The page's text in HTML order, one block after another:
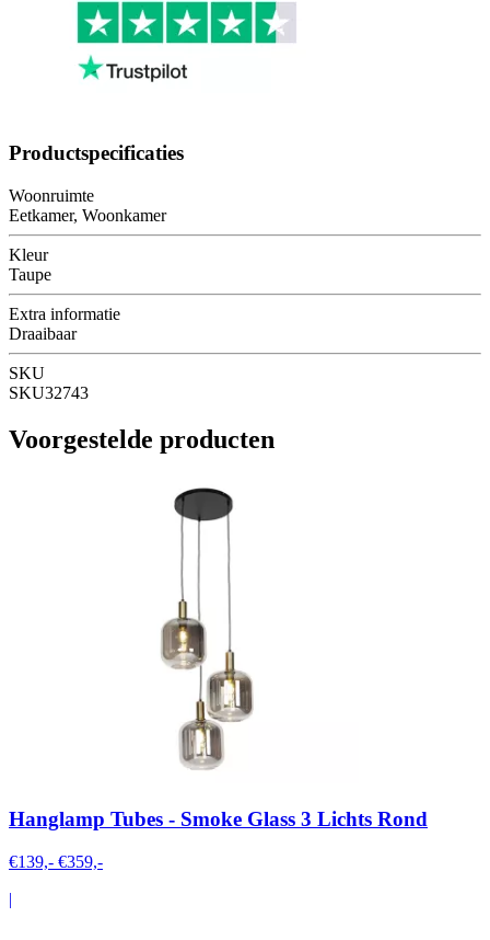
Productspecificaties
Woonruimte
Eetkamer, Woonkamer
Kleur
Taupe
Extra informatie
Draaibaar
SKU
SKU32743
Voorgestelde producten
Hanglamp Tubes - Smoke Glass 3 Lichts Rond
€139,- €359,-
|